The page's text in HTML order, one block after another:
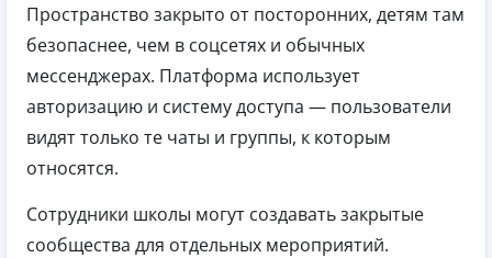
Пространство закрыто от посторонних, детям там
безопаснее, чем в соцсетях и обычных
мессенджерах. Платформа использует
авторизацию и систему доступа — пользователи
видят только те чаты и группы, к которым
относятся.
Сотрудники школы могут создавать закрытые
сообщества для отдельных мероприятий.